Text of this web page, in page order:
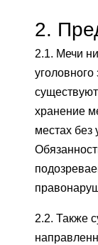
2.
2.1. Мечи
хранение
местах без
2.2. Также